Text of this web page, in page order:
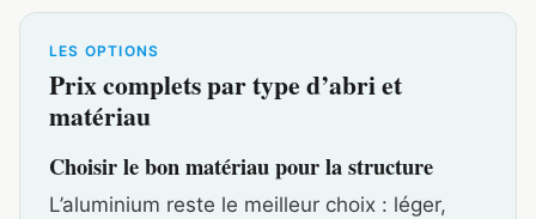
LES OPTIONS
Prix complets par type d’abri et
matériau
Choisir le bon matériau pour la structure
L’aluminium reste le meilleur choix : léger,